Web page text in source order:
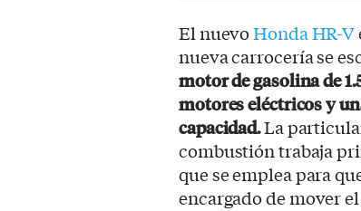
El nuevoHonda HR-V
nueva carrocería se
motor de gasolina de
motores eléctricos y
capacidad.La
combustión trabaja
que se emplea para
encargado de mover